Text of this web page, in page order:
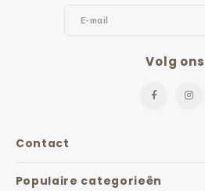
Contact
Volg ons
Populaire categorieën